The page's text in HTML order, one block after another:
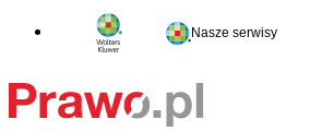
Nasze serwisy